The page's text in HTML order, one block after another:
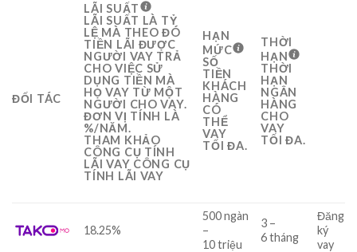
ĐỐI TÁC
LÃI SUẤT
LÃI SUẤT LÀ TỶ
LỆ MÀ THEO ĐÓ
TIỀN LÃI ĐƯỢC
NGƯỜI VAY TRẢ
CHO VIỆC SỬ
DỤNG TIỀN MÀ
HỌ VAY TỪ MỘT
NGƯỜI CHO VAY.
ĐƠN VỊ TÍNH LÀ
%/NĂM.
THAM KHẢO
CÔNG CỤ TÍNH
LÃI VAY CÔNG CỤ
TÍNH LÃI VAY
HẠN
MỨC
SỐ
TIỀN
KHÁCH
HÀNG
CÓ
THỂ
VAY
TỐI ĐA.
THỜI
HẠN
THỜI
HẠN
NGÂN
HÀNG
CHO
VAY
TỐI ĐA.
18.25%
500ngàn
–
10triệu
3 –
6tháng
Đăng
ký
vay